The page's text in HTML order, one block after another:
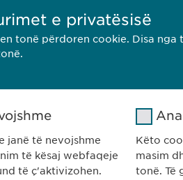
e privatësisë
tonë përdoren cookie. Disa
janë të nevojshme
të kësaj webfaqeje
të ç'aktivizohen.
Këto
masim
tonë. Të